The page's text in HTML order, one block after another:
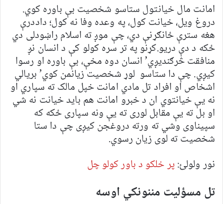
امانت مال خیانتول ستاسو شخصیت بې باوره کوي.
دروغ ویل، خیانت کول، په وعده وفا نه کول؛ داددرې
هغه سترې ځانګړنې دي، چې موږ ته اسلام راښودلی دي
ځکه د دې دریو.کړنو په تر سره کولو کې د انسان نږ
منافقت څرګندیږي’ انسان دوه مخې، بې باوره او رسوا
کیږي. چې دا ستاسو لوړ شخصیت زیانمن کوي’ بریالي
اشخاص او افراد تل مادي امانت خپل مالک ته سپاري او
نه یې خیانتوي ان د خبرو امانت هم باید خیانت نه شي
او بل ته یې مقابل لوری ته یې ونه سپاری ځکه که
سپیناوی وشي ته ورته دروغجن کیږی چې دا ستا
شخصیت ته لوی زیان رسوي.
نور ولولئ:پر خلکو د باور کولو چل
تل مسؤلیت مننونکي اوسه